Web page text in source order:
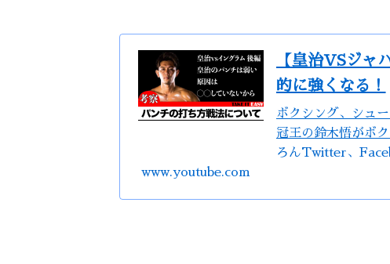
【皇治VSジャ
的に強くなる！
ボクシング、シュ
冠王の鈴木悟がボ
ろんTwitter、
www.youtube.com